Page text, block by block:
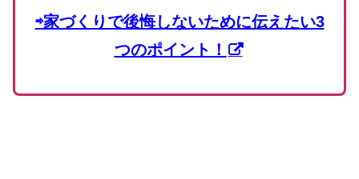
⇨家づくりで後悔しないために伝えたい3
つのポイント！